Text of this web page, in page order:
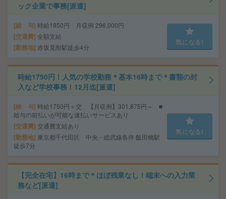
ック企業で事務[派遣]
給 与 時給1850円 月収例 296,000円
交通費 全額支給
勤務地 赤坂見附駅徒歩4分
気になる!
時給1750円！人気の学校勤務＊基本16時まで＊書類の封
入など学校事務！12月迄[派遣]
給 与 時給1750円＋交 【月収例】301,875円～ ■
給与の前払いが可能な速払いサービスあり
交通費 交通費支給あり
勤務地 東京都千代田区 中央・総武線各停 飯田橋駅
徒歩7分
気になる!
【完全在宅】16時まで＊ほぼ残業なし！端末への入力業
務など[派遣]